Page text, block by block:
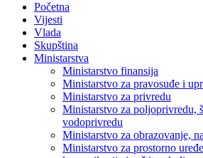
Početna
Vijesti
Vlada
Skupština
Ministarstva
Ministarstvo finansija
Ministarstvo za pravosuđe i
Ministarstvo za privredu
Ministarstvo za poljoprivredu,
vodoprivredu
Ministarstvo za obrazovanje,
Ministarstvo za prostorno